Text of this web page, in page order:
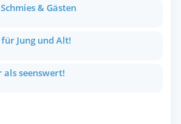
& Gästen
Jung und Alt!
als seenswert!